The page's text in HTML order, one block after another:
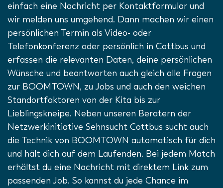
einfach eine Nachricht per Kontaktformular und
wir melden uns umgehend. Dann machen wir einen
persönlichen Termin als Video- oder
Telefonkonferenz oder persönlich in Cottbus und
erfassen die relevanten Daten, deine persönlichen
Wünsche und beantworten auch gleich alle Fragen
zur BOOMTOWN, zu Jobs und auch den weichen
Standortfaktoren von der Kita bis zur
Lieblingskneipe. Neben unseren Beratern der
Netzwerkinitiative Sehnsucht Cottbus sucht auch
die Technik von BOOMTOWN automatisch für dich
und hält dich auf dem Laufenden. Bei jedem Match
erhältst du eine Nachricht mit direktem Link zum
passenden Job. So kannst du jede Chance im